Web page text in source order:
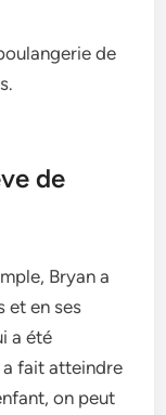
de
Bryan a
et en ses
a été
fait atteindre
on peut